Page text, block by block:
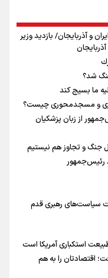
و آذربایجان/ بازدید وزیر
شد؟
ما بسیج کند
و مسجدمحوری چیست؟
از زبان پزشکیان
جنگ و تجاوز هم نیستیم
رئیس‌جمهور
سیاست‌های رهبری قدم
استکباری آمریکا است
اقتصادتان را به هم